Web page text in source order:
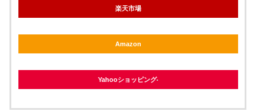
楽天市場
Amazon
Yahooショッピング